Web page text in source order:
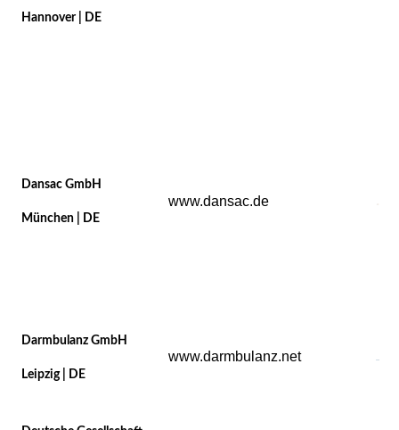
Hannover | DE
Dansac GmbH
München | DE
www.dansac.de
Darmbulanz GmbH
Leipzig | DE
www.darmbulanz.net